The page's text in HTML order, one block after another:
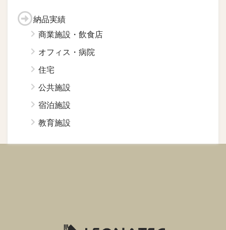
納品実績
商業施設・飲食店
オフィス・病院
住宅
公共施設
宿泊施設
教育施設